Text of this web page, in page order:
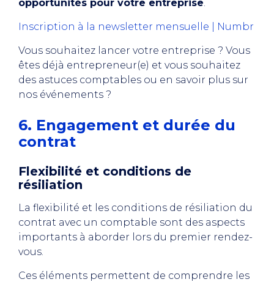
opportunités pour votre entreprise.
Inscription à la newsletter mensuelle | Numbr
Vous souhaitez lancer votre entreprise ? Vous
êtes déjà entrepreneur(e) et vous souhaitez
des astuces comptables ou en savoir plus sur
nos événements ?
6. Engagement et durée du
contrat
Flexibilité et conditions de
résiliation
La flexibilité et les conditions de résiliation du
contrat avec un comptable sont des aspects
importants à aborder lors du premier rendez-
vous.
Ces éléments permettent de comprendre les